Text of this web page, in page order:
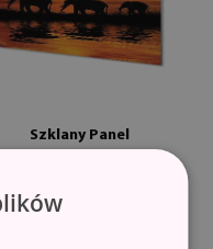
Szklany Panel